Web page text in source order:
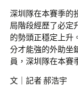
深圳隊在本賽季的
局階段經歷了必定
的勢頭正穩定上升
分才能強的外助坐
員，深圳隊在本賽
文｜記者 郝浩宇